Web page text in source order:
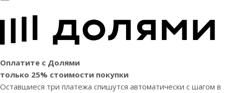
Оплатите с Долями
только 25% стоимости покупки
Оставшиеся три платежа спишутся автоматически с шагом в